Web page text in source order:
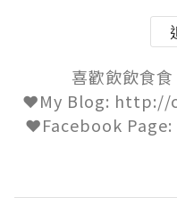
喜歡飲飲食
❤My Blog: http://
❤Facebook